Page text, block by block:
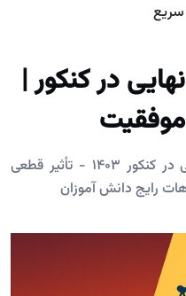
سریع
در کنکور |
موفقیت
تحلیل کامل اهمیت امتحانات نهایی در کنکور 1403 - تأثیر قطعی
رایج دانش آموزان